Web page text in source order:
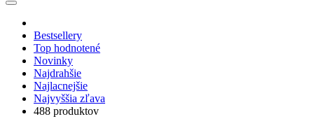
Bestsellery
Top hodnotené
Novinky
Najdrahšie
Najlacnejšie
Najvyššia zľava
488 produktov